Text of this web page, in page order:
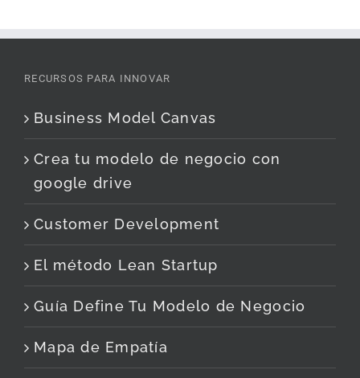
RECURSOS PARA INNOVAR
Business Model Canvas
Crea tu modelo de negocio con
google drive
Customer Development
El método Lean Startup
Guía Define Tu Modelo de Negocio
Mapa de Empatía